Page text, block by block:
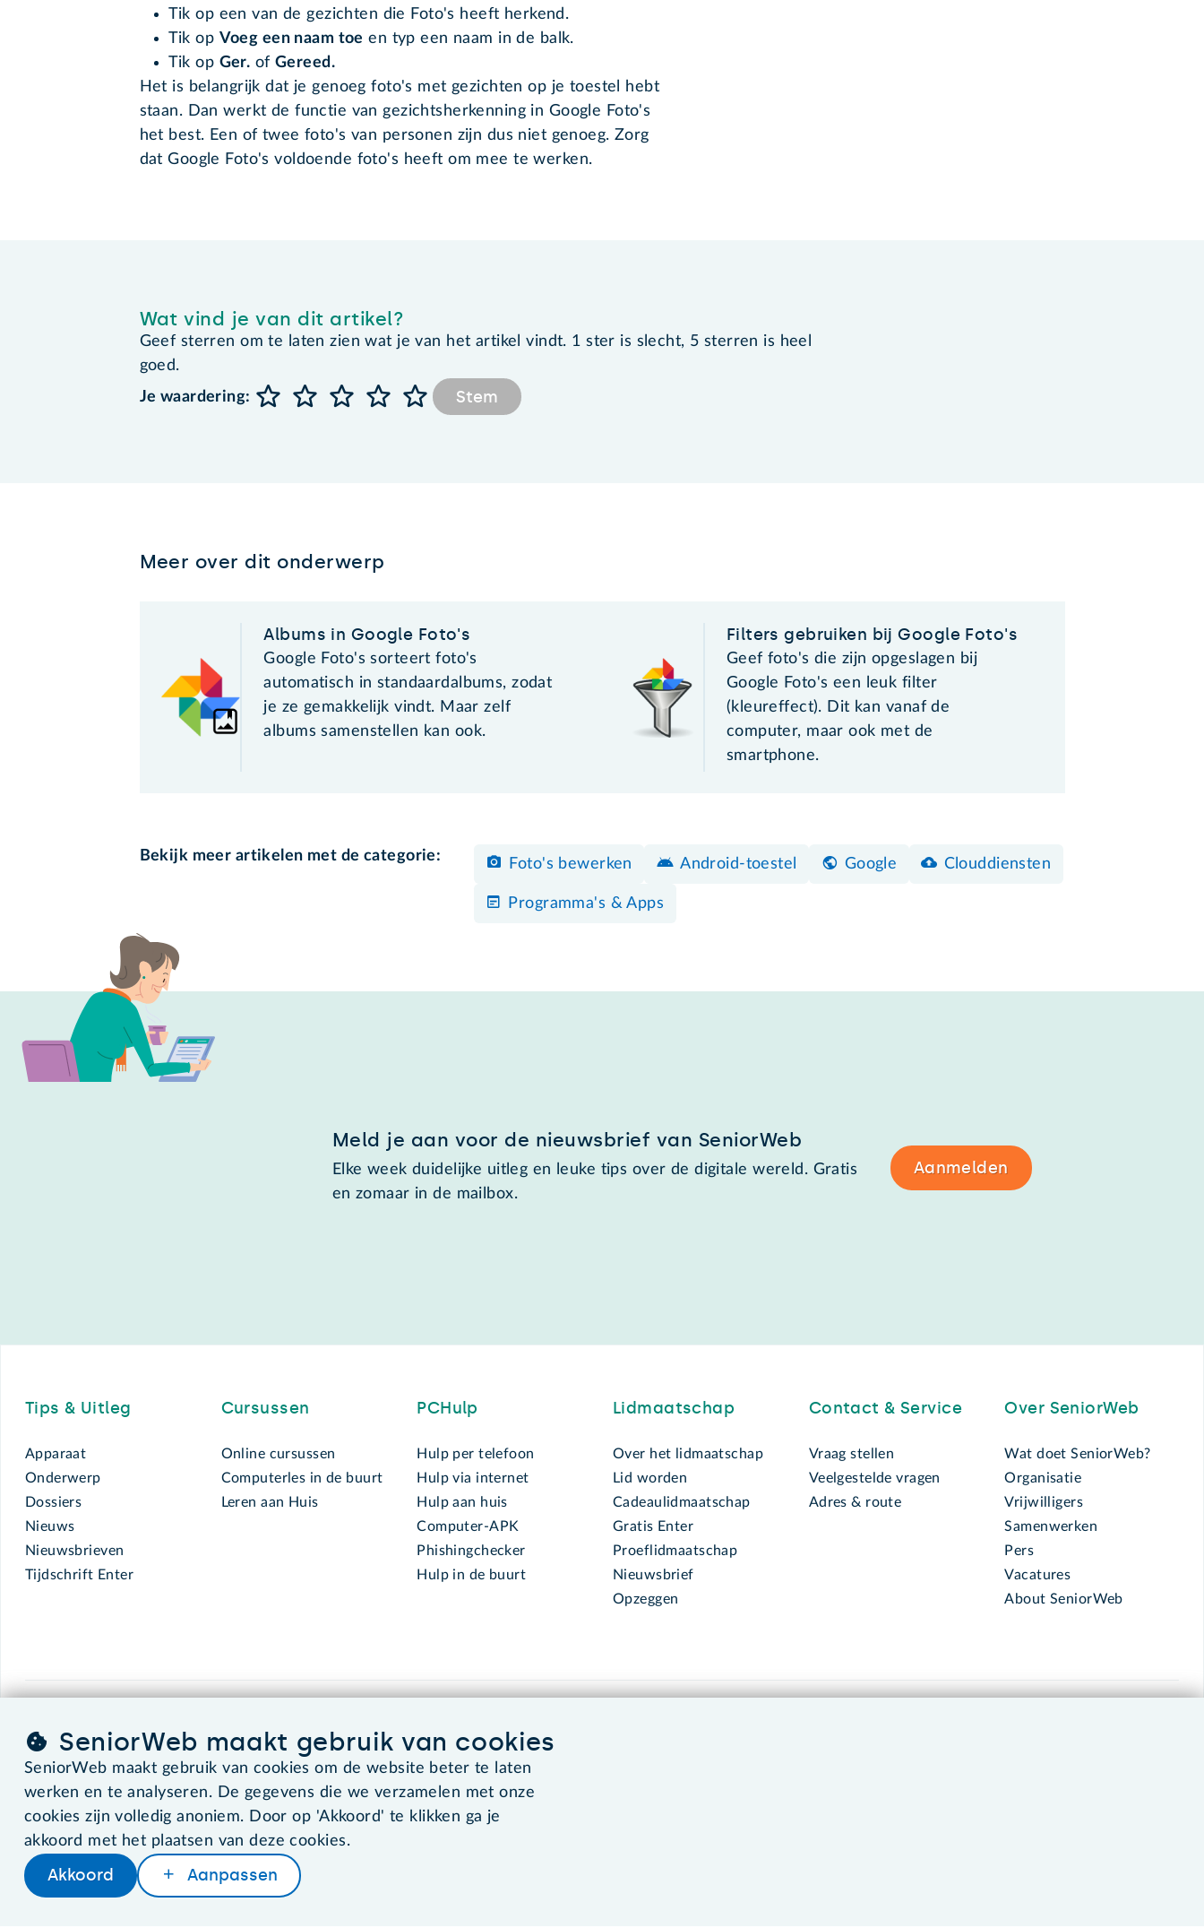
Tik op een van de gezichten die Foto's heeft herkend.
Tik op Voeg een naam toe en typ een naam in de balk.
Tik op Ger. of Gereed.
Het is belangrijk dat je genoeg foto's met gezichten op je toestel hebt
staan. Dan werkt de functie van gezichtsherkenning in Google Foto's
het best. Een of twee foto's van personen zijn dus niet genoeg. Zorg
dat Google Foto's voldoende foto's heeft om mee te werken.
Wat vind je van dit artikel?
Geef sterren om te laten zien wat je van het artikel vindt. 1 ster is slecht, 5 sterren is heel
goed.
Je waardering:
Stem
Meer over dit onderwerp
Albums in Google Foto's
Google Foto's sorteert foto's
automatisch in standaardalbums, zodat
je ze gemakkelijk vindt. Maar zelf
albums samenstellen kan ook.
Filters gebruiken bij Google Foto's
Geef foto's die zijn opgeslagen bij
Google Foto's een leuk filter
(kleureffect). Dit kan vanaf de
computer, maar ook met de
smartphone.
Bekijk meer artikelen met de categorie:
Foto's bewerken Android-toestel Google Clouddiensten
Programma's & Apps
Meld je aan voor de nieuwsbrief van SeniorWeb
Elke week duidelijke uitleg en leuke tips over de digitale wereld. Gratis
en zomaar in de mailbox.
Aanmelden
Tips & Uitleg
Apparaat
Onderwerp
Dossiers
Nieuws
Nieuwsbrieven
Tijdschrift Enter
Cursussen
Online cursussen
Computerles in de buurt
Leren aan Huis
PCHulp
Hulp per telefoon
Hulp via internet
Hulp aan huis
Computer-APK
Phishingchecker
Hulp in de buurt
Lidmaatschap
Over het lidmaatschap
Lid worden
Cadeaulidmaatschap
Gratis Enter
Proeflidmaatschap
Nieuwsbrief
Opzeggen
Contact & Service
Vraag stellen
Veelgestelde vragen
Adres & route
Over SeniorWeb
Wat doet SeniorWeb?
Organisatie
Vrijwilligers
Samenwerken
Pers
Vacatures
About SeniorWeb
SeniorWeb maakt gebruik van cookies
SeniorWeb maakt gebruik van cookies om de website beter te laten
werken en te analyseren. De gegevens die we verzamelen met onze
cookies zijn volledig anoniem. Door op 'Akkoord' te klikken ga je
akkoord met het plaatsen van deze cookies.
Akkoord Aanpassen